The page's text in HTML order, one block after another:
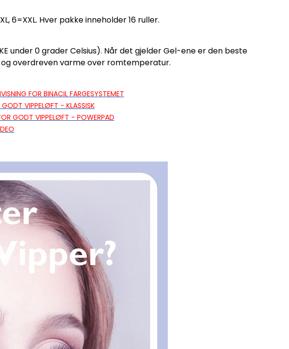
6=XXL. Hver pakke inneholder 16 ruller.
under 0 grader Celsius). Når det gjelder Gel-ene er den beste
overdreven varme over romtemperatur.
FOR BINACIL FARGESYSTEMET
VIPPELØFT - KLASSISK
GODT VIPPELØFT - POWERPAD